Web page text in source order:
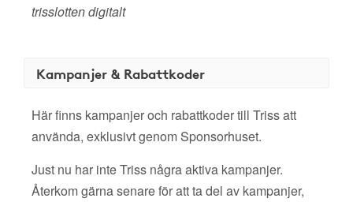
trisslotten digitalt
Kampanjer & Rabattkoder
Här finns kampanjer och rabattkoder till Triss att
använda, exklusivt genom Sponsorhuset.
Just nu har inte Triss några aktiva kampanjer.
Återkom gärna senare för att ta del av kampanjer,